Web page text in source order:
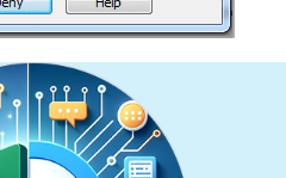
"information of kte"
Add Wb2